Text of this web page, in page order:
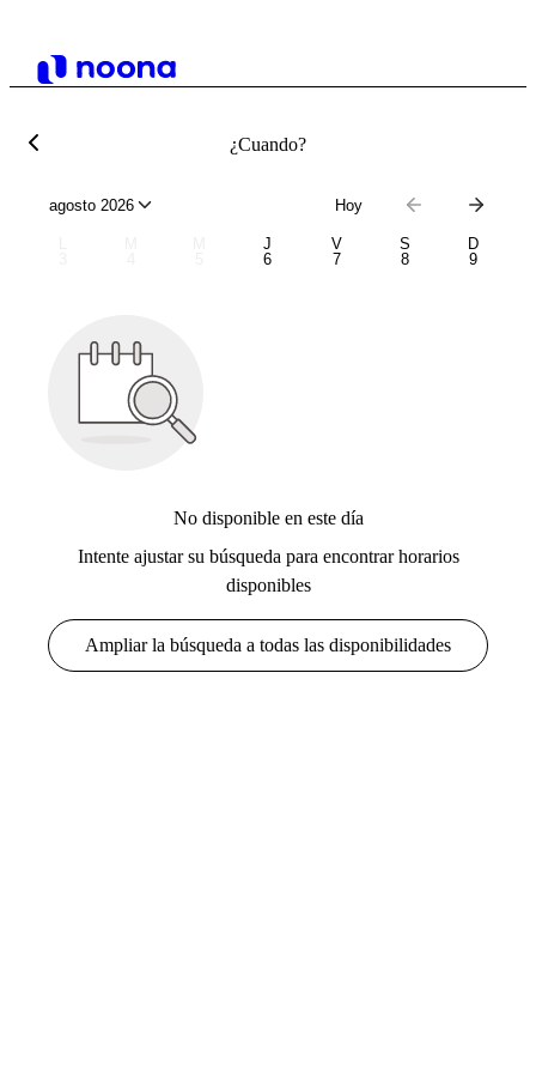
¿Cuando?
agosto 2026 Hoy
J
6
V
7
S
8
D
9
No disponible en este día
Intente ajustar su búsqueda para encontrar horarios
disponibles
Ampliar la búsqueda a todas las disponibilidades